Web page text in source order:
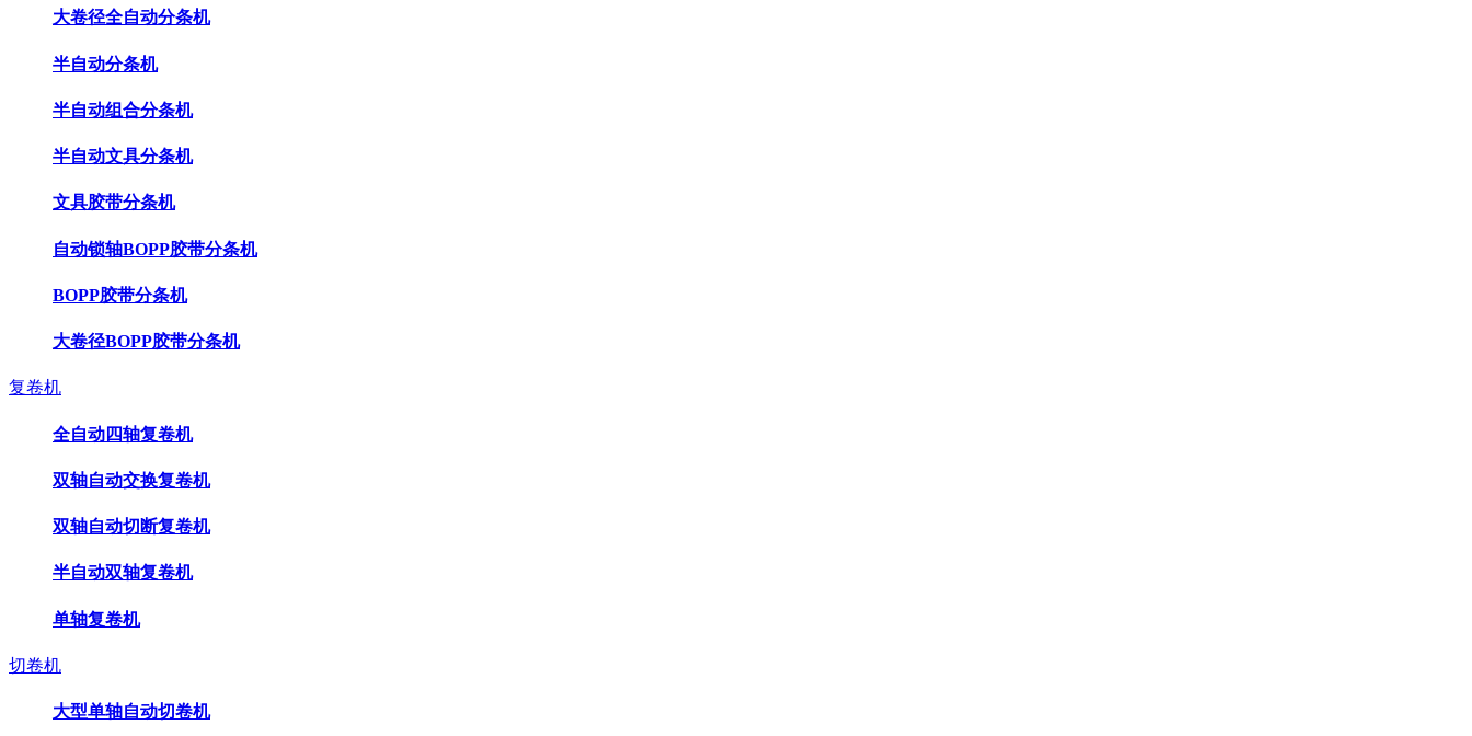
大卷径全自动分条机
半自动分条机
半自动组合分条机
半自动文具分条机
文具胶带分条机
自动锁轴BOPP胶带分条机
BOPP胶带分条机
大卷径BOPP胶带分条机
复卷机
全自动四轴复卷机
双轴自动交换复卷机
双轴自动切断复卷机
半自动双轴复卷机
单轴复卷机
切卷机
大型单轴自动切卷机